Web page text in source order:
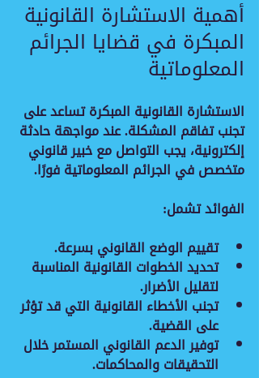
أهمية الاستشارة القانونية
المبكرة في قضايا الجرائم
المعلوماتية
الاستشارة القانونية المبكرة تساعد على
تجنب تفاقم المشكلة. عند مواجهة حادثة
إلكترونية، يجب التواصل مع خبير قانوني
متخصص في الجرائم المعلوماتية فورًا.
الفوائد تشمل:
تقييم الوضع القانوني بسرعة.
تحديد الخطوات القانونية المناسبة
لتقليل الأضرار.
تجنب الأخطاء القانونية التي قد تؤثر
على القضية.
توفير الدعم القانوني المستمر خلال
التحقيقات والمحاكمات.